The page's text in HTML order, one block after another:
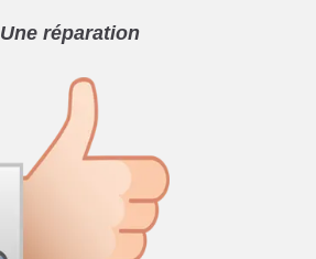
Une réparation